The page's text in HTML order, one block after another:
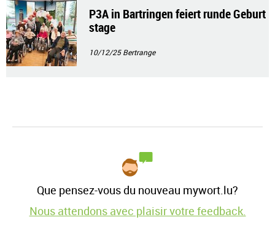
P3A in Bartringen feiert runde Geburt
stage
10/12/25Bertrange
Que pensez-vous du nouveau mywort.lu?
Nous attendons avec plaisir votre feedback.